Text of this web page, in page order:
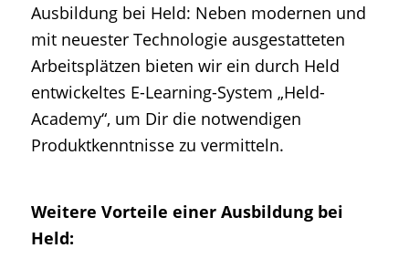
Ausbildung bei Held: Neben modernen und
mit neuester Technologie ausgestatteten
Arbeitsplätzen bieten wir ein durch Held
entwickeltes E-Learning-System „Held-
Academy“, um Dir die notwendigen
Produktkenntnisse zu vermitteln.
Weitere Vorteile einer Ausbildung bei
Held: